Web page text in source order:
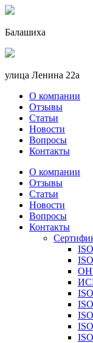
Балашиха
улица Ленина 22a
О компании
Отзывы
Статьи
Новости
Вопросы
Контакты
О компании
Отзывы
Статьи
Новости
Вопросы
Контакты